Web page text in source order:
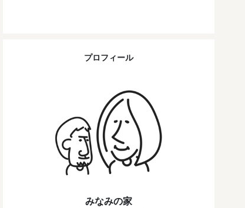
プロフィール
みなみの家